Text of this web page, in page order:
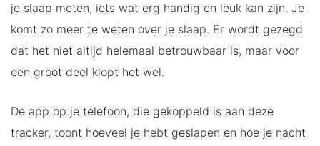
je slaap meten, iets wat erg handig en leuk kan zijn. Je
komt zo meer te weten over je slaap. Er wordt gezegd
dat het niet altijd helemaal betrouwbaar is, maar voor
een groot deel klopt het wel.
De app op je telefoon, die gekoppeld is aan deze
tracker, toont hoeveel je hebt geslapen en hoe je nacht